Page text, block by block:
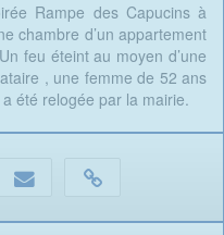
Rampe des Capucins à
chambre d’un appartement
feu éteint au moyen d’une
, une femme de 52 ans
été relogée par la mairie.